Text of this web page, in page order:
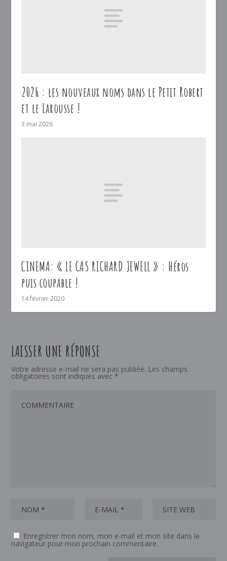
2026 : les nouveaux noms dans le Petit Robert
et le Larousse !
3 mai 2026
CINEMA: « LE CAS RICHARD JEWELL » : Héros
puis coupable !
14 février 2020
LAISSER UNE RÉPONSE
Votre adresse e-mail ne sera pas publiée. Les champs
obligatoires sont indiqués avec *
Enregistrer mon nom, mon e-mail et mon site dans le
navigateur pour mon prochain commentaire.